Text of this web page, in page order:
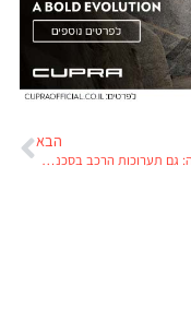
הבא
הגבינה זזה: גם תערוכות הרכב בסכנת הכחדה